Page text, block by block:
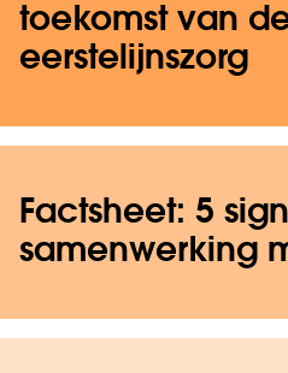
toekomst van
eerstelijnszorg
Factsheet: 5
samenwerking